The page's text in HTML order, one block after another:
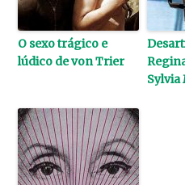
O sexo trágico e
lúdico de von Trier
Sylvia